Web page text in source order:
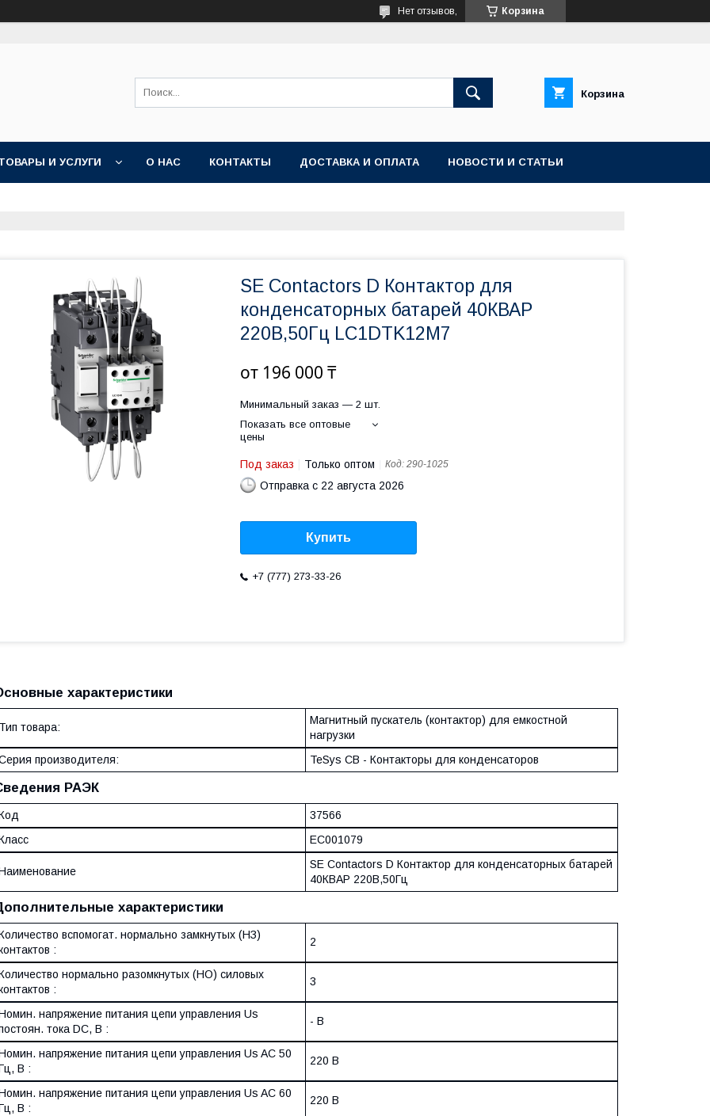
Корзина
Нет отзывов,
Корзина
И УСЛУГИ О НАС КОНТАКТЫ ДОСТАВКА И ОПЛАТА НОВОСТИ И СТАТЬИ
SE Contactors D Контактор для
конденсаторных батарей 40КВАР
220В,50Гц LC1DTK12M7
от 196 000 ₸
Минимальный заказ — 2 шт.
Показать все оптовые
цены
Под заказ Только оптом Код: 290-1025
Отправка с 22 августа 2026
Купить
+7 (777) 273-33-26
характеристики
товара:
Магнитный пускатель (контактор) для емкостной
нагрузки
производителя:
TeSys CB - Контакторы для конденсаторов
РАЭК
37566
EC001079
SE Contactors D Контактор для конденсаторных батарей
40КВАР 220В,50Гц
характеристики
вспомогат. нормально замкнутых (НЗ)
:
2
нормально разомкнутых (НО) силовых
:
3
напряжение питания цепи управления Us
тока DC, В :
- В
напряжение питания цепи управления Us AC 50
В :
220 В
напряжение питания цепи управления Us AC 60
В :
220 В